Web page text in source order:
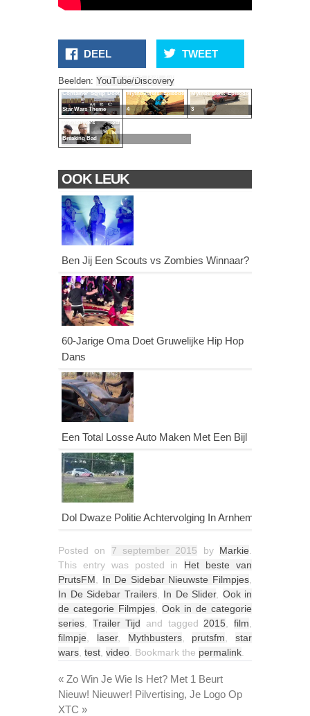
DEEL TWEET
Beelden: YouTube/Discovery
Container Schip Doet
Star Wars Theme
Grand Theft Auto V
Mythbusters: Episode
4
Mythbusters: Episode
3
Mythbusters Test
Breaking Bad
OOK LEUK
Ben Jij Een Scouts vs Zombies Winnaar?
60-Jarige Oma Doet Gruwelijke Hip Hop
Dans
Een Total Losse Auto Maken Met Een Bijl
Dol Dwaze Politie Achtervolging In Arnhem
Posted on 7 september 2015 by Markie
This entry was posted in Het beste van
PrutsFM
In De Sidebar Nieuwste Filmpjes
In De Sidebar Trailers, In De Slider, Ook in
de categorie Filmpjes
Ook in de categorie
series
Trailer Tijd and tagged 2015 ,film
filmpje
laser, Mythbusters, prutsfm
star
wars test video . Bookmark the permalink
« Zo Win Je Wie Is Het? Met 1 Beurt
Nieuw! Nieuwer! Pilvertising, Je Logo Op
XTC »